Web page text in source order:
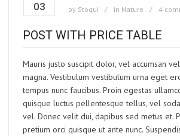
03 by Stoqui in Nature 4
POST WITH PRICE TABLE
Mauris justo suscipit dolor, vel accumsan
magna. Vestibulum vestibulum urna eget
tempus nunc faucibus. Proin egestas
quisque luctus pellentesque tellus, vel
vel. Donec velit dui, dapibus sed metus et.
pretium orci quisque ut ante nunc.